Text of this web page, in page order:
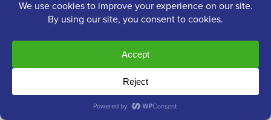
Populärt på WPBeginner
Hur du åtgärdar felet vid